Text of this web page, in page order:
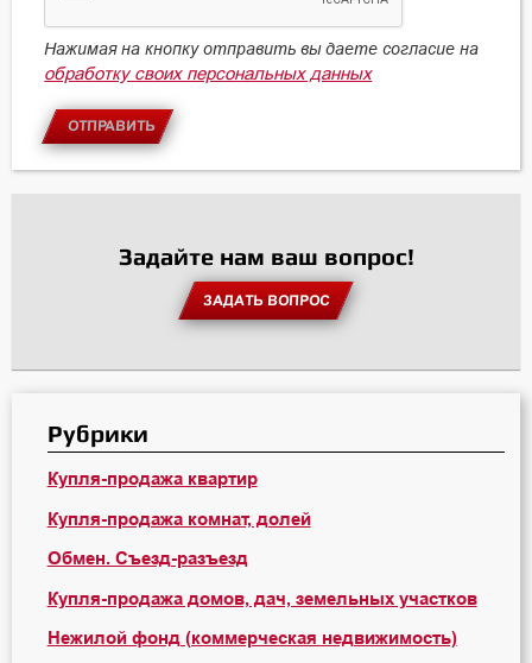
Нажимая на кнопку отправить вы даете согласие на
обработку своих персональных данных
ОТПРАВИТЬ
Задайте нам ваш вопрос!
ЗАДАТЬ ВОПРОС
Рубрики
Купля-продажа квартир
Купля-продажа комнат, долей
Обмен. Съезд-разъезд
Купля-продажа домов, дач, земельных участков
Нежилой фонд (коммерческая недвижимость)